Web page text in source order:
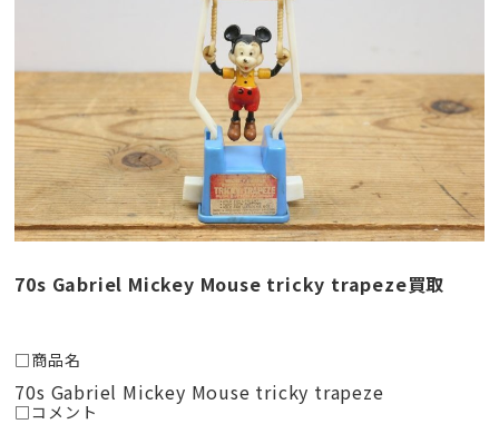
70s Gabriel Mickey Mouse tricky trapeze買取
□商品名
70s Gabriel Mickey Mouse tricky trapeze
□コメント